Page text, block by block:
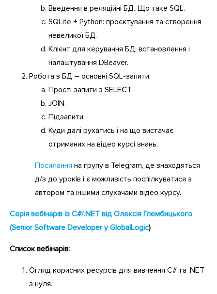
Введення в реляційні БД. Що таке SQL.
SQLite + Python: проєктування та створення
невеликої БД.
Клієнт для керування БД: встановлення і
налаштування DBeaver.
Робота з БД – основні SQL-запити.
Прості запити з SELECT.
JOIN.
Підзапити.
Куди далі рухатись і на що вистачає
отриманих на відео курсі знань.
Посилання на групу в Telegram, де знаходяться
д/з до уроків і є можливість поспілкуватися з
автором та іншими слухачами відео курсу.
Серія вебінарів із C#/.NET від Олексія Глембицького
(Senior Software Developer у GlobalLogic)
Список вебінарів:
Огляд корисних ресурсів для вивчення C# та .NET
з нуля.